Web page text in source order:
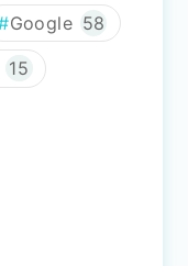
Google 58
15